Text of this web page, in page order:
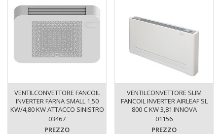
VENTILCONVETTORE FANCOIL
INVERTER FÄRNA SMALL 1,50
KW/4,80 KW ATTACCO SINISTRO
WI-FI OPTIONAL
03467
PREZZO
VENTILCONVETTORE SLIM
FANCOIL INVERTER AIRLEAF SL
800 C KW 3,81 INNOVA
01156
PREZZO